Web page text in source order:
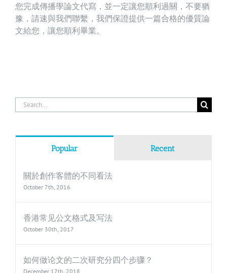
您完成傳播學論文代寫，並一定讓您順利過關，不要猶
豫，請速與我們聯繫，我們保證提供一篇合格的優質論
文給您，讓您順利畢業。
Search
for:
Popular Recent
關於創作客體的不同看法
October 7th, 2016
香港常见公文格式及写法
October 30th, 2017
如何做论文的二次研究分四个步骤？
December 17th, 2018